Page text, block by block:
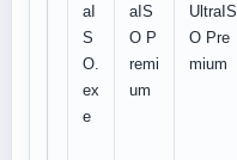
aI
S
O.
ex
e
aIS
O P
remi
um
UltraIS
O Pre
mium